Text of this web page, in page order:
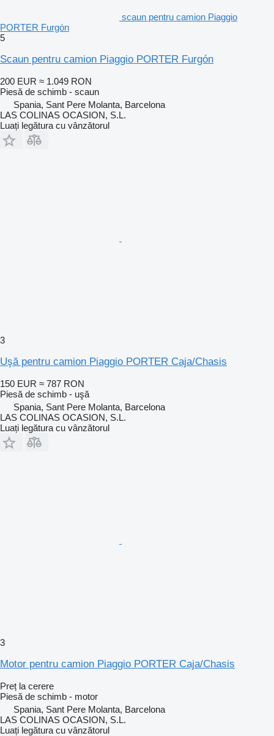
scaun pentru camion Piaggio
PORTER Furgón
5
Scaun pentru camion Piaggio PORTER Furgón
200 EUR ≈ 1.049 RON
Piesă de schimb - scaun
Spania, Sant Pere Molanta, Barcelona
LAS COLINAS OCASION, S.L.
Luați legătura cu vânzătorul
3
Uşă pentru camion Piaggio PORTER Caja/Chasis
150 EUR ≈ 787 RON
Piesă de schimb - uşă
Spania, Sant Pere Molanta, Barcelona
LAS COLINAS OCASION, S.L.
Luați legătura cu vânzătorul
3
Motor pentru camion Piaggio PORTER Caja/Chasis
Preț la cerere
Piesă de schimb - motor
Spania, Sant Pere Molanta, Barcelona
LAS COLINAS OCASION, S.L.
Luați legătura cu vânzătorul